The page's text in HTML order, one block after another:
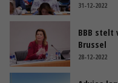
31-12-2022
BBB stelt
Brussel
28-12-2022